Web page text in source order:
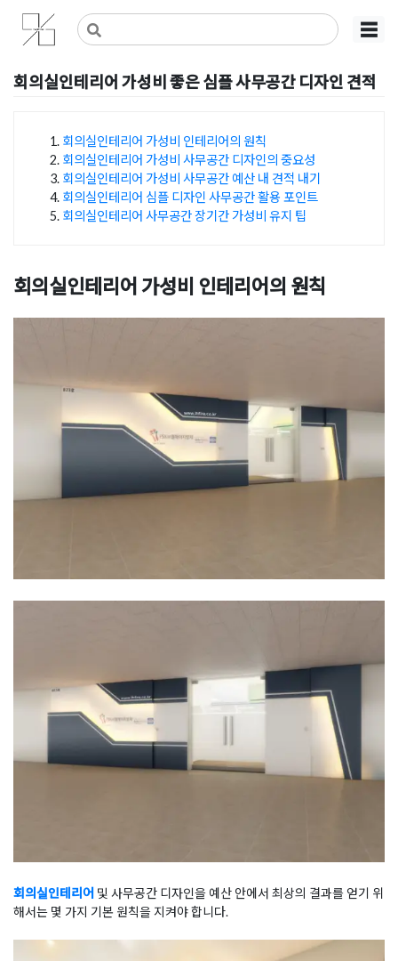
Skip
content
사무실인테리어 디자인 공사 비용견적 플랫폼
사무실인테리어 916
☰
회의실인테리어 가성비 좋은 심플 사무공간 디자인 견적
회의실인테리어 가성비 인테리어의 원칙
회의실인테리어 가성비 사무공간 디자인의 중요성
회의실인테리어 가성비 사무공간 예산 내 견적 내기
회의실인테리어 심플 디자인 사무공간 활용 포인트
회의실인테리어 사무공간 장기간 가성비 유지 팁
회의실인테리어 가성비 인테리어의 원칙
회의실인테리어 및 사무공간 디자인을 예산 안에서 최상의 결과를 얻기 위
해서는 몇 가지 기본 원칙을 지켜야 합니다.